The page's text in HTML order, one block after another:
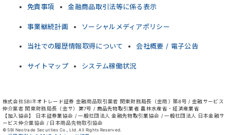
免責事項 金融商品取引法等に係る表示
事業継続計画 ソーシャルメディアポリシー
当社での履歴情報取得について 会社概要 / 電子公告
サイトマップ システム稼働状況
株式会社SBIネオトレード証券 金融商品取引業者 関東財務局長（金商）第8号 / 金融サービス
仲介業者 関東財務局長（金サ）第7号 / 商品先物取引業者 農林水産省・経済産業省
【加入協会】 日本証券業協会 / 一般社団法人 金融先物取引業協会 / 一般社団法人 日本金融サ
ービス仲介業協会 / 日本商品先物取引協会
© SBI Neotrade Securities Co., Ltd. All Rights Reserved.